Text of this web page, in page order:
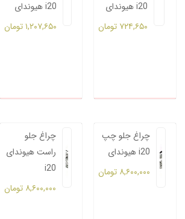
هیوندای i20
۷۲۴,۶۵۰ تومان
هیوندای i20
۱,۲۰۷,۶۵۰تومان
چراغ جلو چپ
هیوندای i20
۸,۶۰۰,۰۰۰ تومان
چراغ جلو
راست هیوندای
i20
۸,۶۰۰,۰۰۰ تومان